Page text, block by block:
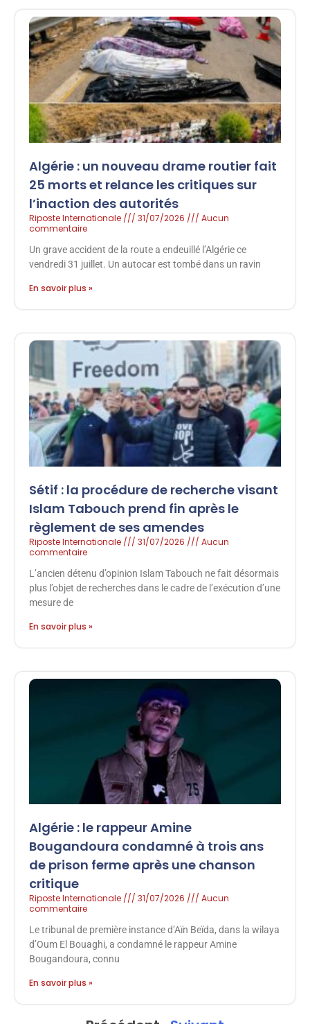
Algérie : un nouveau drame routier fait
25 morts et relance les critiques sur
l’inaction des autorités
Riposte Internationale 31/07/2026
Aucun
commentaire
Un grave accident de la route a endeuillé l’Algérie ce
vendredi 31 juillet. Un autocar est tombé dans un ravin
En savoir plus »
Sétif : la procédure de recherche visant
Islam Tabouch prend fin après le
règlement de ses amendes
Riposte Internationale 31/07/2026
Aucun
commentaire
L’ancien détenu d’opinion Islam Tabouch ne fait désormais
plus l’objet de recherches dans le cadre de l’exécution d’une
mesure de
En savoir plus »
Algérie : le rappeur Amine
Bougandoura condamné à trois ans
de prison ferme après une chanson
critique
Riposte Internationale 31/07/2026
Aucun
commentaire
Le tribunal de première instance d’Aïn Beïda, dans la wilaya
d’Oum El Bouaghi, a condamné le rappeur Amine
Bougandoura, connu
En savoir plus »